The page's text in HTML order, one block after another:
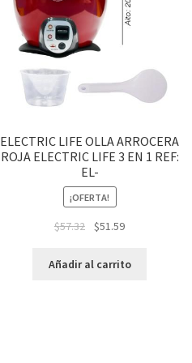
ELECTRIC LIFE OLLA ARROCERA
ROJA ELECTRIC LIFE 3 EN 1 REF:
EL-
¡OFERTA!
$57.32 $51.59
Añadir al carrito